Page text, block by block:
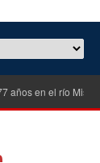
años en el río